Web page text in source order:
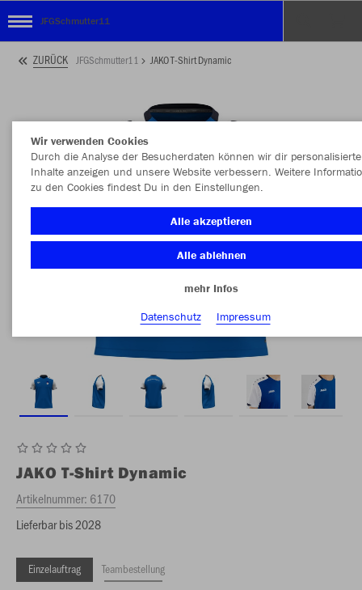
JFGSchmutter11
ZURÜCK JFGSchmutter11 JAKO T-Shirt Dynamic
JAKO T-Shirt Dynamic
Artikelnummer: 6170
Lieferbar bis 2028
Einzelauftrag Teambestellung
Wir verwenden Cookies
Durch die Analyse der Besucherdaten können wir dir personalisierte
Inhalte anzeigen und unsere Website verbessern. Weitere
zu den Cookies findest Du in den Einstellungen.
Alle akzeptieren
Alle ablehnen
mehr Infos
Datenschutz
Impressum